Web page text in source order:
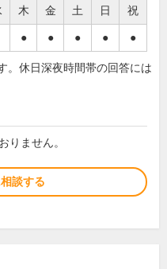
木 金 土 日 祝
● ● ● ● ●
。休日深夜時間帯の回答には
りません。
談する